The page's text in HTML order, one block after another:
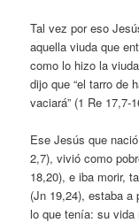
Tal vez por eso
aquella viuda que
como lo hizo la
dijo que “el tarro de
vaciará” (1 Re 17,7-
Ese Jesús que
2,7), vivió como
18,20), e iba morir,
(Jn 19,24), estaba a
lo que tenía: su